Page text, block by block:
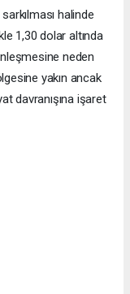
halinde
1,30 dolar altında
neden
yakın ancak
davranışına işaret